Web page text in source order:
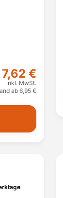
7,62 €
inkl. MwSt.
ab 6,95 €